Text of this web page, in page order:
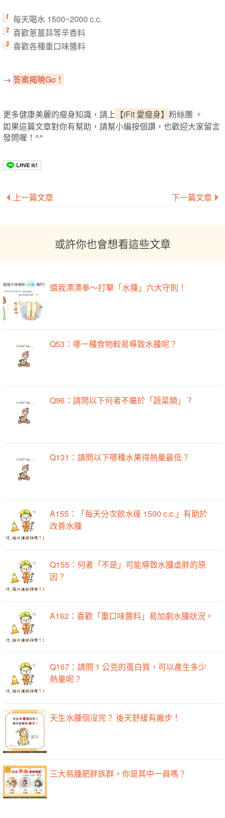
每天喝水 1500~2000 c.c.
喜歡蔥薑蒜等辛香料
喜歡各種重口味醬料
→ 答案揭曉Go！
更多健康美麗的瘦身知識，請上 【iFit 愛瘦身】 粉絲團 。
如果這篇文章對你有幫助，請幫小編按個讚，也歡迎大家留言
發問喔！^^
上一篇文章 下一篇文章
或許你也會想看這些文章
還我漂漂拳～打擊「水腫」六大守則！
Q53：哪一種食物較易導致水腫呢？
Q96：請問以下何者不屬於「蔬菜類」？
Q131：請問以下哪種水果得熱量最低？
A155：「每天分次飲水達 1500 c.c.」有助於
改善水腫
Q155：何者「不是」可能導致水腫虛胖的原
因？
A162：喜歡「重口味醬料」易加劇水腫狀況。
Q167：請問 1 公克的蛋白質，可以產生多少
熱量呢？
天生水腫個沒完？ 後天舒緩有撇步！
三大易腫肥胖族群，你是其中一員嗎？